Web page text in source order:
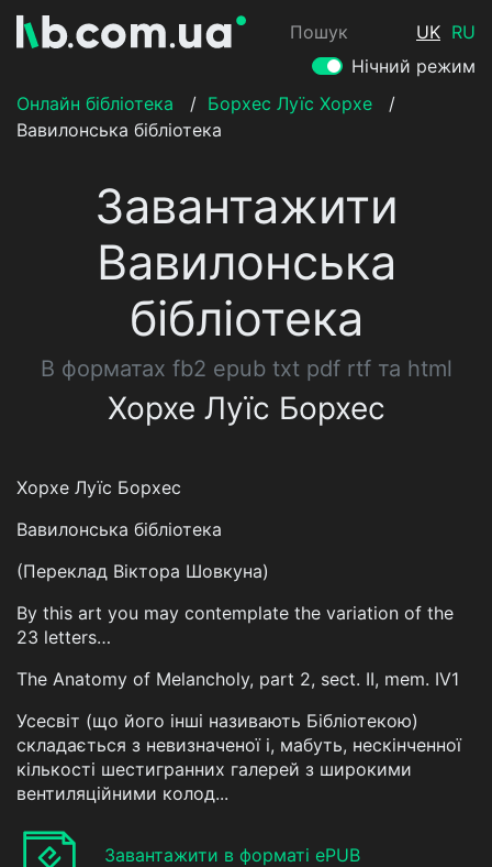
Пошук UK RU
Нічний режим
Онлайн бібліотека
/ Борхес Луїс Хорхе
/
Вавилонська бібліотека
Завантажити
Вавилонська
бібліотека
В форматах fb2 epub txt pdf rtf та html
Хорхе Луїс Борхес
Хорхе Луїс Борхес
Вавилонська бібліотека
(Переклад Віктора Шовкуна)
By this art you may contemplate the variation of the
23 letters…
The Anatomy of Melancholy, part 2, sect. II, mem. IV1
Усесвіт (що його інші називають Бібліотекою)
складається з невизначеної і, мабуть, нескінченної
кількості шестигранних галерей з широкими
вентиляційними колод...
Завантажити в форматі ePUB